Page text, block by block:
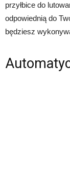
przyłbice do
odpowiednią do
będziesz